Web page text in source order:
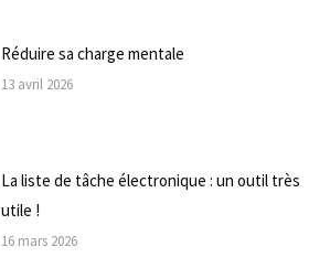
Réduire sa charge mentale
13 avril 2026
La liste de tâche électronique : un outil très
utile !
16 mars 2026